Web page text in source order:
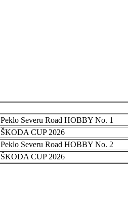
Peklo Severu Road HOBBY No. 1
ŠKODA CUP 2026
Peklo Severu Road HOBBY No. 2
ŠKODA CUP 2026